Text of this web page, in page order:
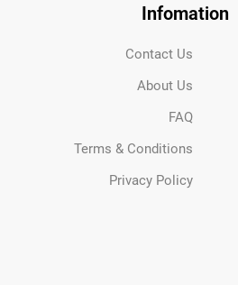
Infomation
Contact Us
About Us
FAQ
Terms & Conditions
Privacy Policy